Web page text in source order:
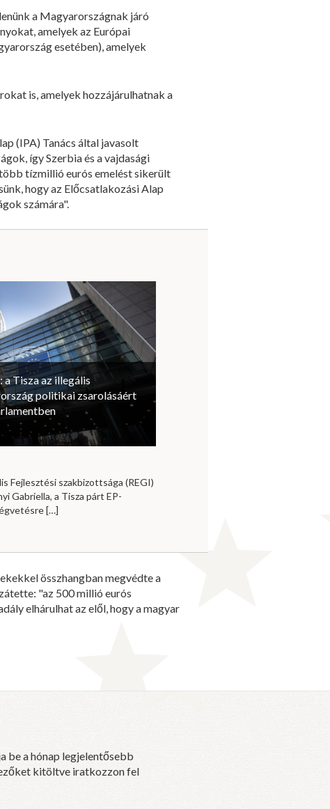
a Magyarországnak járó
amelyek az Európai
esetében), amelyek
is, amelyek hozzájárulhatnak a
(IPA) Tanács által javasolt
így Szerbia és a vajdasági
tízmillió eurós emelést sikerült
hogy az Előcsatlakozási Alap
számára".
Tisza az illegális
politikai zsarolásáért
Fejlesztési szakbizottsága (REGI)
Gabriella, a Tisza párt EP-
[…]
összhangban megvédte a
"az 500 millió eurós
elhárulhat az elől, hogy a magyar
be a hónap legjelentősebb
kitöltve iratkozzon fel